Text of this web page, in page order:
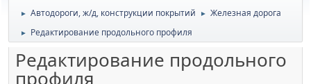
► Автодороги, ж/д, конструкции покрытий ► Железная дорога
► Редактирование продольного профиля
Редактирование продольного
профиля